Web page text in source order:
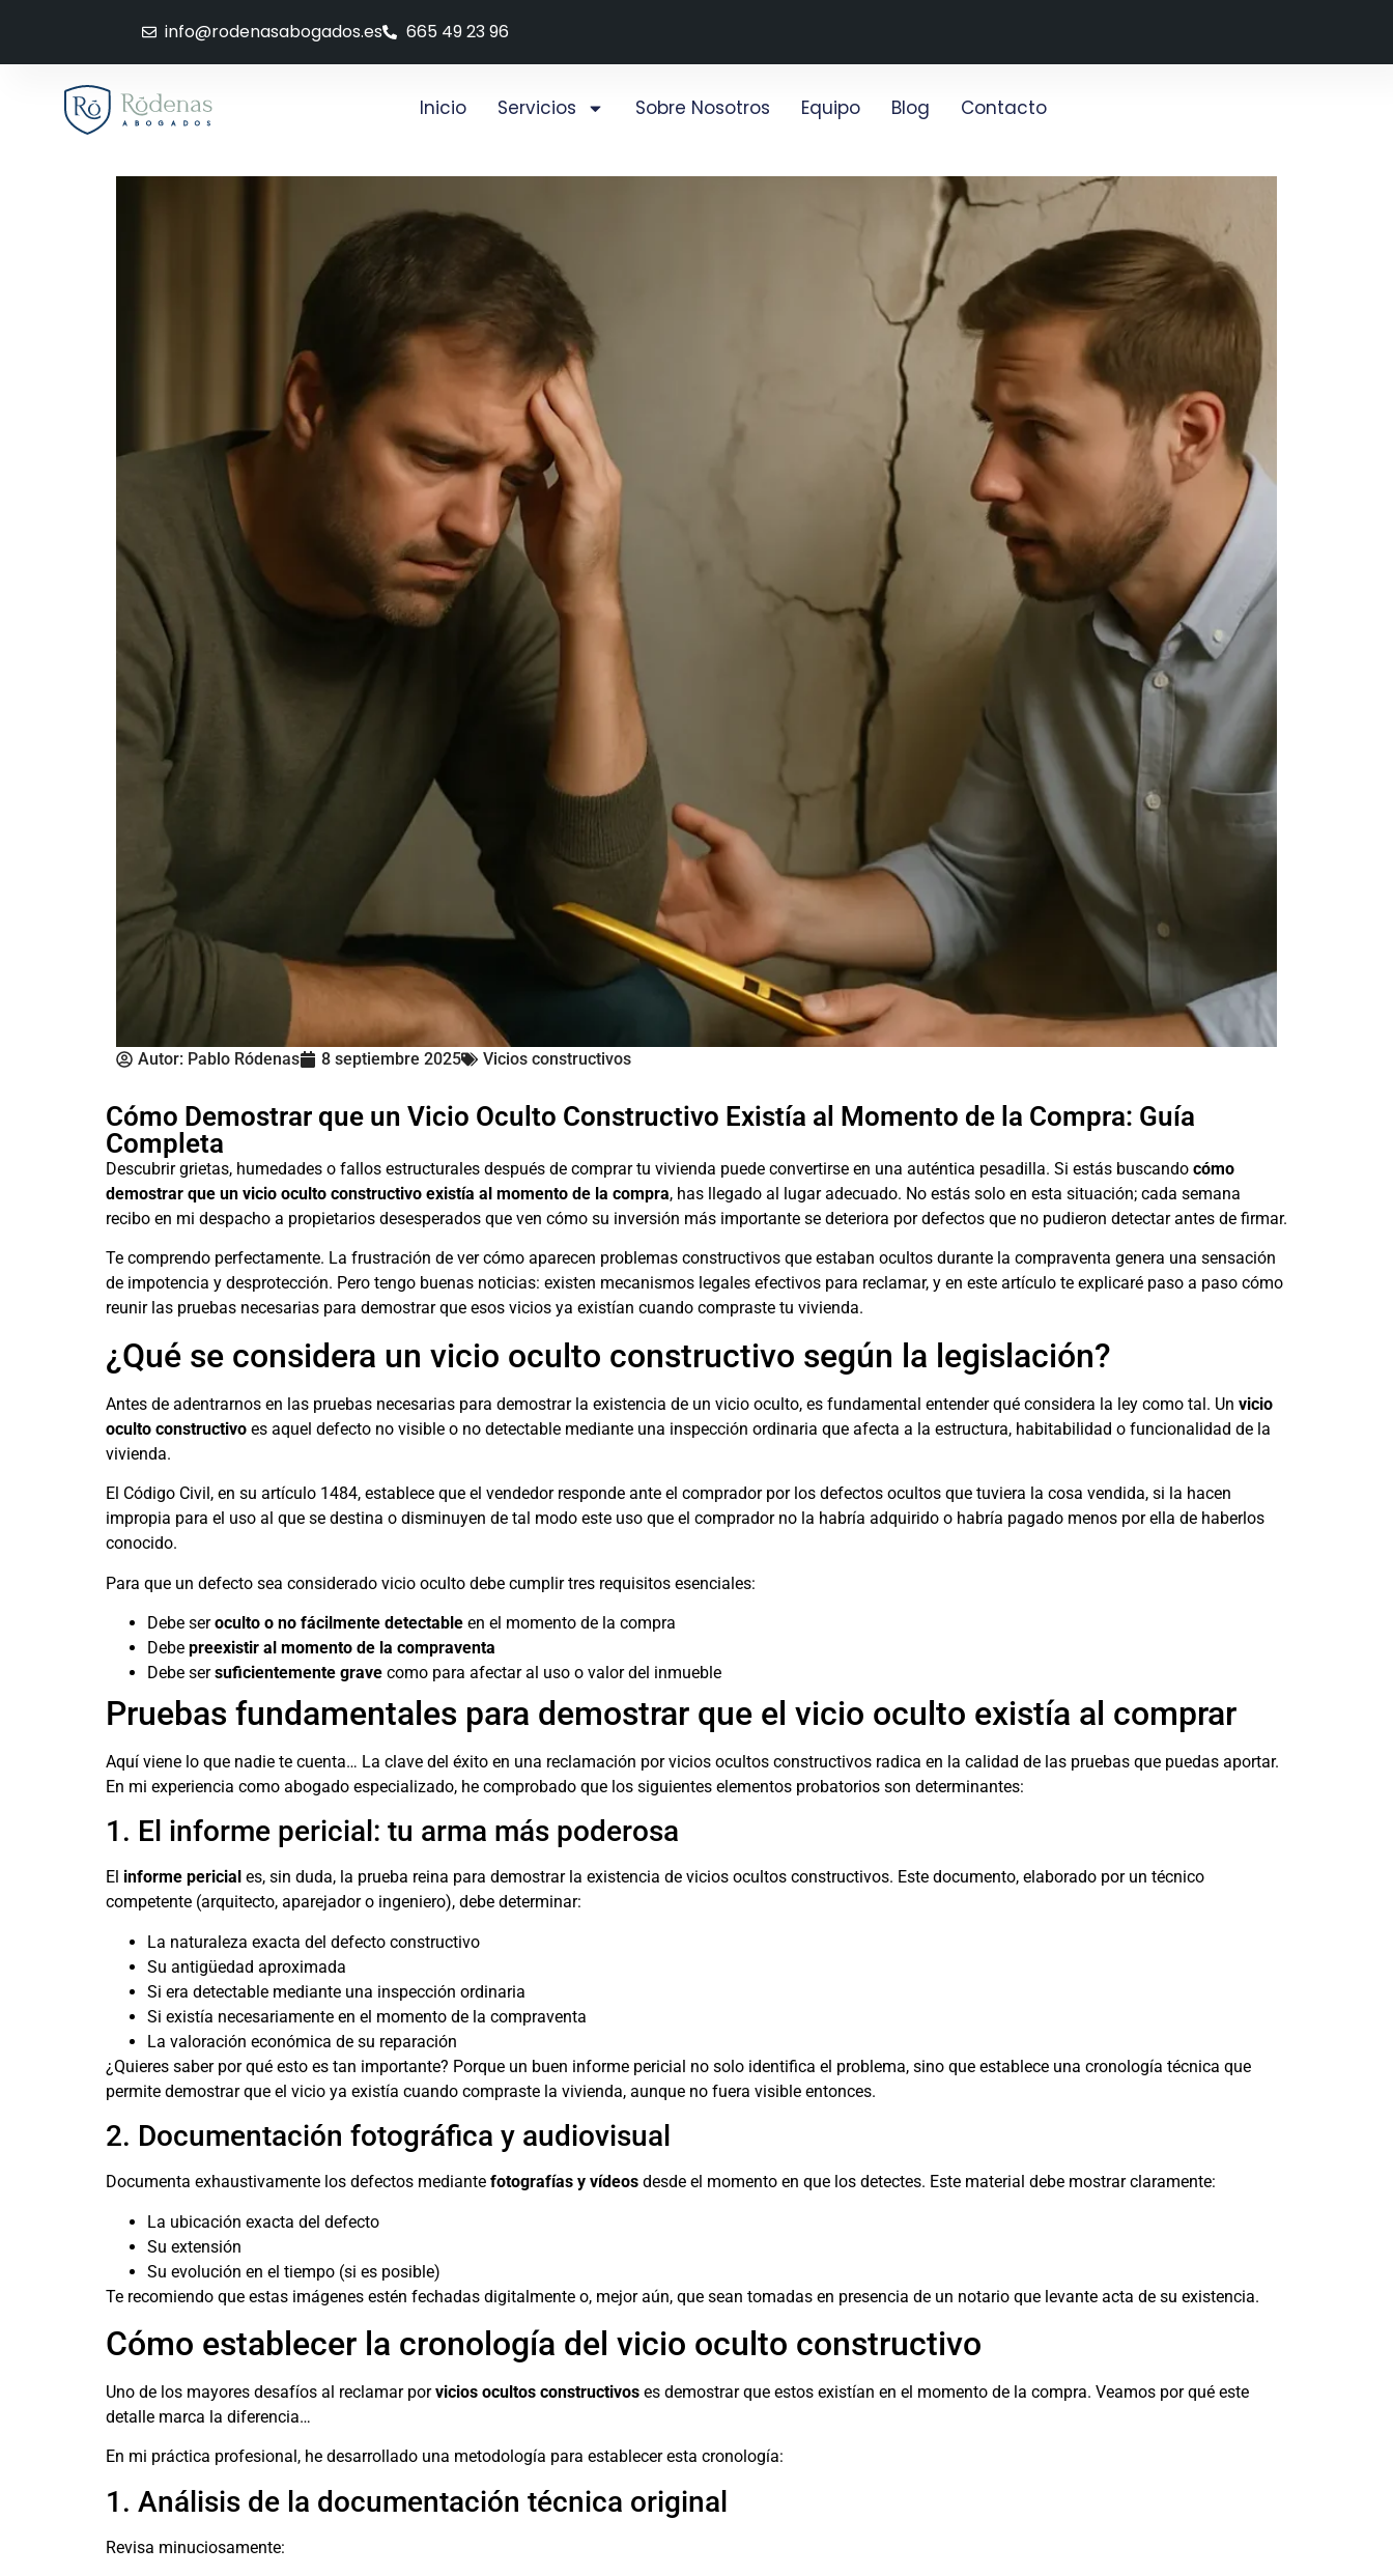
info@rodenasabogados.es 665 49 23 96
Inicio Servicios Sobre Nosotros Equipo Blog Contacto
Autor: Pablo Ródenas 8 septiembre 2025 Vicios constructivos
Cómo Demostrar que un Vicio Oculto Constructivo Existía al Momento de la Compra: Guía
Completa
Descubrir grietas, humedades o fallos estructurales después de comprar tu vivienda puede convertirse en una auténtica pesadilla. Si estás buscando cómo
demostrar que un vicio oculto constructivo existía al momento de la compra, has llegado al lugar adecuado. No estás solo en esta situación; cada semana
recibo en mi despacho a propietarios desesperados que ven cómo su inversión más importante se deteriora por defectos que no pudieron detectar antes de firmar.
Te comprendo perfectamente. La frustración de ver cómo aparecen problemas constructivos que estaban ocultos durante la compraventa genera una sensación
de impotencia y desprotección. Pero tengo buenas noticias: existen mecanismos legales efectivos para reclamar, y en este artículo te explicaré paso a paso cómo
reunir las pruebas necesarias para demostrar que esos vicios ya existían cuando compraste tu vivienda.
¿Qué se considera un vicio oculto constructivo según la legislación?
Antes de adentrarnos en las pruebas necesarias para demostrar la existencia de un vicio oculto, es fundamental entender qué considera la ley como tal. Un vicio
oculto constructivo es aquel defecto no visible o no detectable mediante una inspección ordinaria que afecta a la estructura, habitabilidad o funcionalidad de la
vivienda.
El Código Civil, en su artículo 1484, establece que el vendedor responde ante el comprador por los defectos ocultos que tuviera la cosa vendida, si la hacen
impropia para el uso al que se destina o disminuyen de tal modo este uso que el comprador no la habría adquirido o habría pagado menos por ella de haberlos
conocido.
Para que un defecto sea considerado vicio oculto debe cumplir tres requisitos esenciales:
Debe seroculto o no fácilmente detectable en el momento de la compra
Debe preexistir al momento de la compraventa
Debe sersuficientemente grave como para afectar al uso o valor del inmueble
Pruebas fundamentales para demostrar que el vicio oculto existía al comprar
Aquí viene lo que nadie te cuenta… La clave del éxito en una reclamación por vicios ocultos constructivos radica en la calidad de las pruebas que puedas aportar.
En mi experiencia como abogado especializado, he comprobado que los siguientes elementos probatorios son determinantes:
1. El informe pericial: tu arma más poderosa
El informe pericial es, sin duda, la prueba reina para demostrar la existencia de vicios ocultos constructivos. Este documento, elaborado por un técnico
competente (arquitecto, aparejador o ingeniero), debe determinar:
La naturaleza exacta del defecto constructivo
Su antigüedad aproximada
Si era detectable mediante una inspección ordinaria
Si existía necesariamente en el momento de la compraventa
La valoración económica de su reparación
¿Quieres saber por qué esto es tan importante? Porque un buen informe pericial no solo identifica el problema, sino que establece una cronología técnica que
permite demostrar que el vicio ya existía cuando compraste la vivienda, aunque no fuera visible entonces.
2. Documentación fotográfica y audiovisual
Documenta exhaustivamente los defectos mediante fotografías y vídeos desde el momento en que los detectes. Este material debe mostrar claramente:
La ubicación exacta del defecto
Su extensión
Su evolución en el tiempo (si es posible)
Te recomiendo que estas imágenes estén fechadas digitalmente o, mejor aún, que sean tomadas en presencia de un notario que levante acta de su existencia.
Cómo establecer la cronología del vicio oculto constructivo
Uno de los mayores desafíos al reclamar porvicios ocultos constructivos es demostrar que estos existían en el momento de la compra. Veamos por qué este
detalle marca la diferencia…
En mi práctica profesional, he desarrollado una metodología para establecer esta cronología:
1. Análisis de la documentación técnica original
Revisa minuciosamente: